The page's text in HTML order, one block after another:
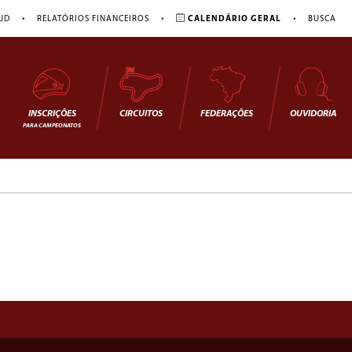
• RELATÓRIOS FINANCEIROS • CALENDÁRIO GERAL • BUSCA
INSCRIÇÕES
PARA CAMPEONATOS
CIRCUITOS FEDERAÇÕES OUVIDORIA